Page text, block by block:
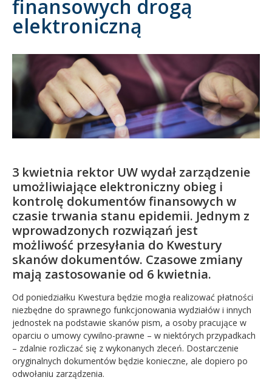
Kandydat
Absolwent
finansowych drogą
elektroniczną
3 kwietnia rektor UW wydał zarządzenie
umożliwiające elektroniczny obieg i
kontrolę dokumentów finansowych w
czasie trwania stanu epidemii. Jednym z
wprowadzonych rozwiązań jest
możliwość przesyłania do Kwestury
skanów dokumentów. Czasowe zmiany
mają zastosowanie od 6 kwietnia.
Od poniedziałku Kwestura będzie mogła realizować płatności
niezbędne do sprawnego funkcjonowania wydziałów i innych
jednostek na podstawie skanów pism, a osoby pracujące w
oparciu o umowy cywilno-prawne – w niektórych przypadkach
– zdalnie rozliczać się z wykonanych zleceń. Dostarczenie
oryginalnych dokumentów będzie konieczne, ale dopiero po
odwołaniu zarządzenia.